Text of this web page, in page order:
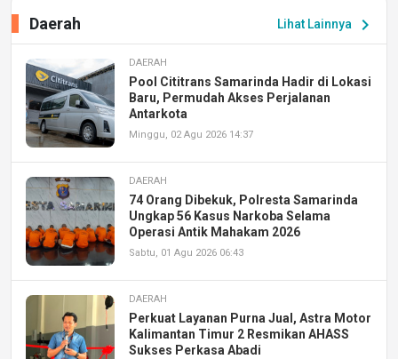
Lihat Lainnya chevron_right
Daerah
DAERAH
Pool Cititrans Samarinda Hadir di Lokasi
Baru, Permudah Akses Perjalanan
Antarkota
Minggu, 02 Agu 2026 14:37
DAERAH
74 Orang Dibekuk, Polresta Samarinda
Ungkap 56 Kasus Narkoba Selama
Operasi Antik Mahakam 2026
Sabtu, 01 Agu 2026 06:43
DAERAH
Perkuat Layanan Purna Jual, Astra Motor
Kalimantan Timur 2 Resmikan AHASS
Sukses Perkasa Abadi